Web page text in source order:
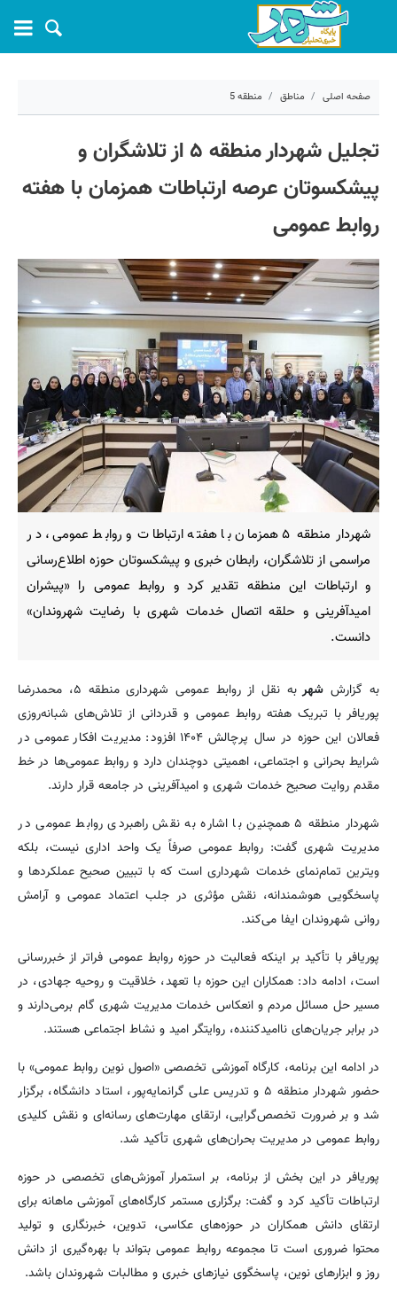
صفحه اصلی مناطق منطقه 5
تجلیل شهردار منطقه ۵ از تلاشگران و
پیشکسوتان عرصه ارتباطات همزمان با هفته
روابط عمومی
شهردار منطقه ۵ همزمان با هفته ارتباطات و روابط عمومی، در
مراسمی از تلاشگران، رابطان خبری و پیشکسوتان حوزه اطلاع‌رسانی
و ارتباطات این منطقه تقدیر کرد و روابط عمومی را «پیشران
امیدآفرینی و حلقه اتصال خدمات شهری با رضایت شهروندان»
دانست.
به گزارش شهر
به نقل از روابط عمومی شهرداری منطقه ۵، محمدرضا
پوریافر با تبریک هفته روابط عمومی و قدردانی از تلاش‌های شبانه‌روزی
فعالان این حوزه در سال پرچالش ۱۴۰۴ افزود: مدیریت افکار عمومی در
شرایط بحرانی و اجتماعی، اهمیتی دوچندان دارد و روابط عمومی‌ها در خط
مقدم روایت صحیح خدمات شهری و امیدآفرینی در جامعه قرار دارند.
شهردار منطقه ۵ همچنین با اشاره به نقش راهبردی روابط عمومی در
مدیریت شهری گفت: روابط عمومی صرفاً یک واحد اداری نیست، بلکه
ویترین تمام‌نمای خدمات شهرداری است که با تبیین صحیح عملکردها و
پاسخگویی هوشمندانه، نقش مؤثری در جلب اعتماد عمومی و آرامش
روانی شهروندان ایفا می‌کند.
پوریافر با تأکید بر اینکه فعالیت در حوزه روابط عمومی فراتر از خبررسانی
است، ادامه داد: همکاران این حوزه با تعهد، خلاقیت و روحیه جهادی، در
مسیر حل مسائل مردم و انعکاس خدمات مدیریت شهری گام برمی‌دارند و
در برابر جریان‌های ناامیدکننده، روایتگر امید و نشاط اجتماعی هستند.
در ادامه این برنامه، کارگاه آموزشی تخصصی «اصول نوین روابط عمومی» با
حضور شهردار منطقه ۵ و تدریس علی گرانمایه‌پور، استاد دانشگاه، برگزار
شد و بر ضرورت تخصص‌گرایی، ارتقای مهارت‌های رسانه‌ای و نقش کلیدی
روابط عمومی در مدیریت بحران‌های شهری تأکید شد.
پوریافر در این بخش از برنامه، بر استمرار آموزش‌های تخصصی در حوزه
ارتباطات تأکید کرد و گفت: برگزاری مستمر کارگاه‌های آموزشی ماهانه برای
ارتقای دانش همکاران در حوزه‌های عکاسی، تدوین، خبرنگاری و تولید
محتوا ضروری است تا مجموعه روابط عمومی بتواند با بهره‌گیری از دانش
روز و ابزارهای نوین، پاسخگوی نیازهای خبری و مطالبات شهروندان باشد.